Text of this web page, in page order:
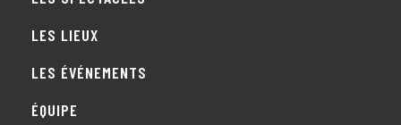
LES LIEUX
LES ÉVÉNEMENTS
ÉQUIPE